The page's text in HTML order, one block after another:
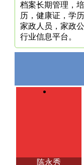
档案长期管理，
历，健康证，学
家政人员，家政
行业信息平台。
陈永秀